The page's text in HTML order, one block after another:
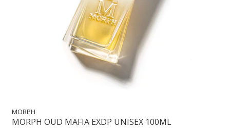
MORPH
MORPH OUD MAFIA EXDP UNISEX 100ML